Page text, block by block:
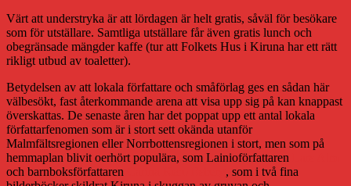
Värt att understryka är att lördagen är helt gratis, såväl för besökare
som för utställare. Samtliga utställare får även gratis lunch och
obegränsade mängder kaffe (tur att Folkets Hus i Kiruna har ett rätt
rikligt utbud av toaletter).
Betydelsen av att lokala författare och småförlag ges en sådan här
välbesökt, fast återkommande arena att visa upp sig på kan knappast
överskattas. De senaste åren har det poppat upp ett antal lokala
författarfenomen som är i stort sett okända utanför
Malmfältsregionen eller Norrbottensregionen i stort, men som på
hemmaplan blivit oerhört populära, som Lainioförfattaren
och barnboksförfattaren
, som i två fina